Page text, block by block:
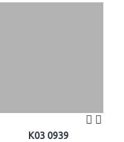
K03 0939